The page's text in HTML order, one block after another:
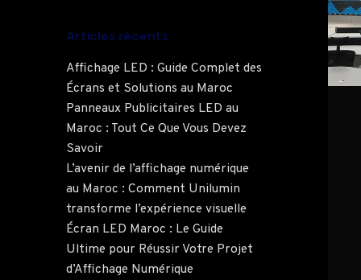
Articles récents
Affichage LED : Guide Complet des
Écrans et Solutions au Maroc
Panneaux Publicitaires LED au
Maroc : Tout Ce Que Vous Devez
Savoir
L’avenir de l’affichage numérique
au Maroc : Comment Unilumin
transforme l’expérience visuelle
Écran LED Maroc : Le Guide
Ultime pour Réussir Votre Projet
d’Affichage Numérique